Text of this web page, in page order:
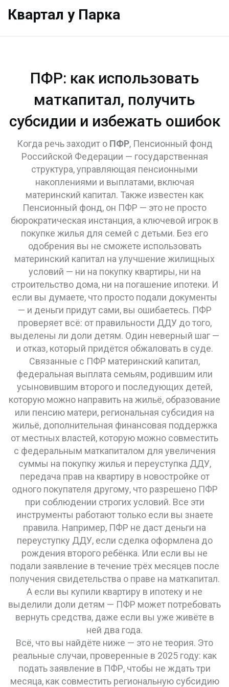
Квартал у Парка
ПФР: как использовать
маткапитал, получить
субсидии и избежать ошибок
Когда речь заходит о ПФР, Пенсионный фонд
Российской Федерации — государственная
структура, управляющая пенсионными
накоплениями и выплатами, включая
материнский капитал. Также известен как
Пенсионный фонд, он ПФР — это не просто
бюрократическая инстанция, а ключевой игрок в
покупке жилья для семей с детьми. Без его
одобрения вы не сможете использовать
материнский капитал на улучшение жилищных
условий — ни на покупку квартиры, ни на
строительство дома, ни на погашение ипотеки. И
если вы думаете, что просто подали документы
— и деньги придут сами, вы ошибаетесь. ПФР
проверяет всё: от правильности ДДУ до того,
выделены ли доли детям. Один неверный шаг —
и отказ, который придётся обжаловать в суде.
Связанные с ПФР материнский капитал,
федеральная выплата семьям, родившим или
усыновившим второго и последующих детей,
которую можно направить на жильё, образование
или пенсию матери, региональная субсидия на
жильё, дополнительная финансовая поддержка
от местных властей, которую можно совместить
с федеральным маткапиталом для увеличения
суммы на покупку жилья и переуступка ДДУ,
передача прав на квартиру в новостройке от
одного покупателя другому, что разрешено ПФР
при соблюдении строгих условий. Все эти
инструменты работают только если вы знаете
правила. Например, ПФР не даст деньги на
переуступку ДДУ, если сделка оформлена до
рождения второго ребёнка. Или если вы не
подали заявление в течение трёх месяцев после
получения свидетельства о праве на маткапитал.
А если вы купили квартиру в ипотеку и не
выделили доли детям — ПФР может потребовать
вернуть средства, даже если вы уже живёте в
ней два года.
Всё, что вы найдёте ниже — это не теория. Это
реальные случаи, проверенные в 2025 году: как
подать заявление в ПФР, чтобы не ждать три
месяца, как совместить региональную субсидию